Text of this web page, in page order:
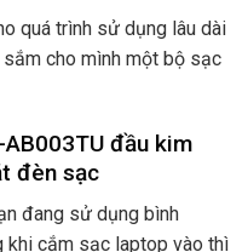
quá trình sử dụng lâu dài
cho mình một bộ sạc
đầu kim
đèn sạc
đang sử dụng bình
khi cắm sạc laptop vào thì